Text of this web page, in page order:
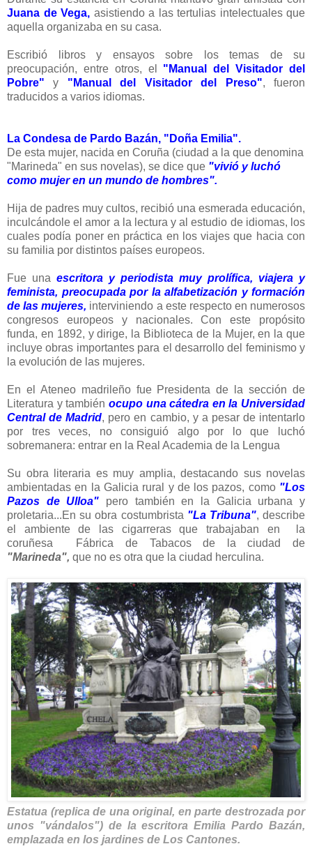
Juana de Vega, asistiendo a las tertulias intelectuales que
aquella organizaba en su casa.
Escribió libros y ensayos sobre los temas de su
preocupación, entre otros, el "Manual del Visitador del
Pobre" y "Manual del Visitador del Preso", fueron
traducidos a varios idiomas.
La Condesa de Pardo Bazán, "Doña Emilia".
De esta mujer, nacida en Coruña (ciudad a la que denomina
"Marineda" en sus novelas), se dice que "vivió y luchó
como mujer en un mundo de hombres".
Hija de padres muy cultos, recibió una esmerada educación,
inculcándole el amor a la lectura y al estudio de idiomas, los
cuales podía poner en práctica en los viajes que hacia con
su familia por distintos países europeos.
Fue una escritora y periodista muy prolífica, viajera y
feminista, preocupada por la alfabetización y formación
de las mujeres, interviniendo a este respecto en numerosos
congresos europeos y nacionales. Con este propósito
funda, en 1892, y dirige, la Biblioteca de la Mujer, en la que
incluye obras importantes para el desarrollo del feminismo y
la evolución de las mujeres.
En el Ateneo madrileño fue Presidenta de la sección de
Literatura y también ocupo una cátedra en la Universidad
Central de Madrid, pero en cambio, y a pesar de intentarlo
por tres veces, no consiguió algo por lo que luchó
sobremanera: entrar en la Real Academia de la Lengua
Su obra literaria es muy amplia, destacando sus novelas
ambientadas en la Galicia rural y de los pazos, como "Los
Pazos de Ulloa" pero también en la Galicia urbana y
proletaria...En su obra costumbrista "La Tribuna", describe
el ambiente de las cigarreras que trabajaban en la
coruñesa Fábrica de Tabacos de la ciudad de
"Marineda", que no es otra que la ciudad herculina.
Estatua (replica de una original, en parte destrozada por
unos "vándalos") de la escritora Emilia Pardo Bazán,
emplazada en los jardines de Los Cantones.